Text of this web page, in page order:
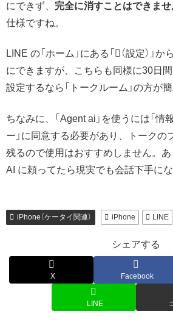
にできず、 完全に消すことはできませ
仕様ですね。
LINE の「ホーム」にある「
（設定）」
にできますが、こちらも同様に30日
設定するなら「トークルーム」の方が簡
ちなみに、「Agent ai」を使うには「
ー」に同意する必要があり、トークの
残るので使用はおすすめしません。
AI に頼ってたら現実でも会話下手に
iPhone（ケータイ関連） iPhone LINE
シェアする
X Facebook
LINE